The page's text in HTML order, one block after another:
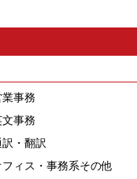
事務
事務
・翻訳
フィス・事務系その他